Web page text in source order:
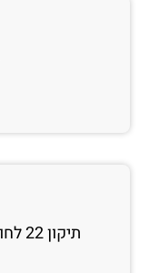
תיקון 22 לחוק שוויון הזדמנויות בעבודה